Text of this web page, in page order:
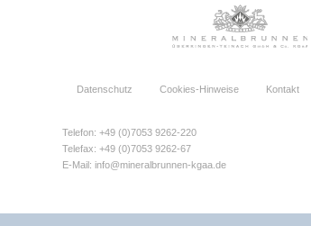
Datenschutz Cookies-Hinweise Kontakt
Telefon: +49 (0)7053 9262-220
Telefax: +49 (0)7053 9262-67
E-Mail: info@mineralbrunnen-kgaa.de